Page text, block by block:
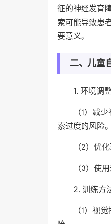
征的神经发育
索可能导致患
要意义。
二、儿童
1. 环境调
（1）减
索过度的风险。
（2）优
（3）使
2. 训练方
（1）视